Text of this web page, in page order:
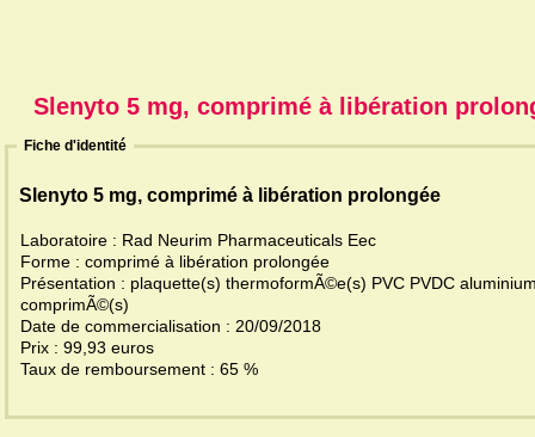
Slenyto 5 mg, comprimé à libération
Fiche d'identité
Slenyto 5 mg, comprimé à libération prolongée
Laboratoire : Rad Neurim Pharmaceuticals Eec
Forme : comprimé à libération prolongée
Présentation : plaquette(s) thermoformÃ©e(s) PVC PVDC
comprimÃ©(s)
Date de commercialisation : 20/09/2018
Prix : 99,93 euros
Taux de remboursement : 65 %